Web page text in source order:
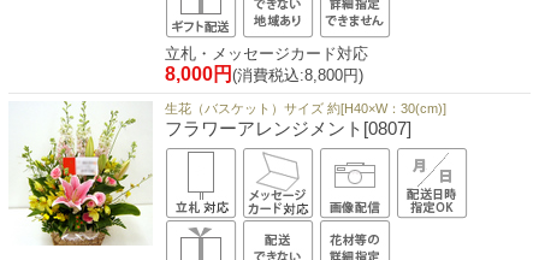
立札・メッセージカード対応
8,000円 (消費税込:8,800円)
生花（バスケット）サイズ 約[H40×W：30(cm)]
フラワーアレンジメント[0807]